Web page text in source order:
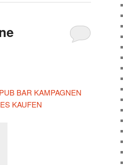
BAR KAMPAGNEN
KAUFEN